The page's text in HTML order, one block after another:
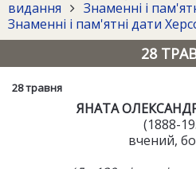
видання
Знаменні і
Знаменні і пам'ятні дати
28
28 травня
ЯНАТА
(1888-
вчений,